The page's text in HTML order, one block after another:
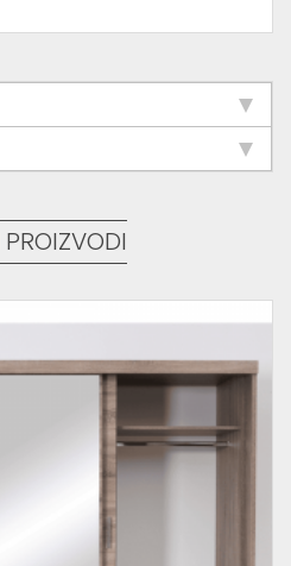
PROIZVODI